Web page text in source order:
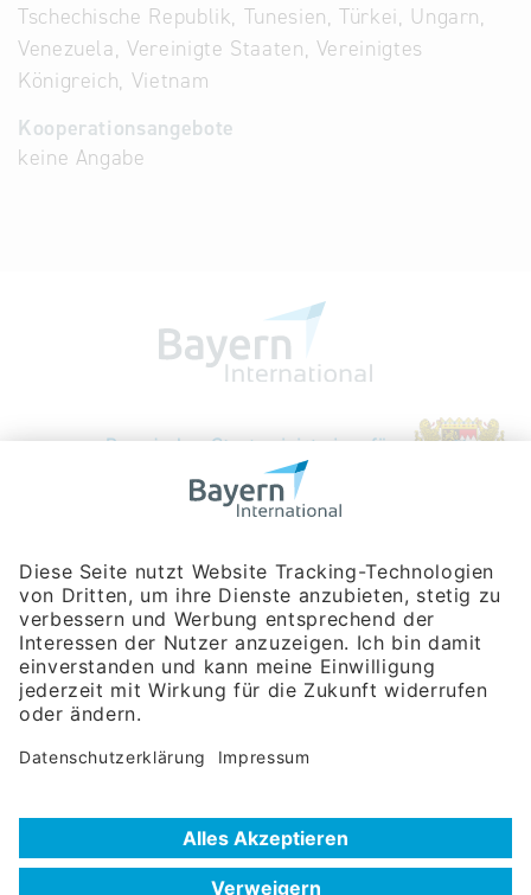
Tschechische Republik, Tunesien, Türkei, Ungarn,
Venezuela, Vereinigte Staaten, Vereinigtes
Königreich, Vietnam
Kooperationsangebote
keine Angabe
Bayerische Gesellschaft für Internationale
Rosenheimer Str. 143C
81671 München
Tel:+49 180 5949260
(Festnetz 14 ct/min, Mobil max. 42 ct/min)
Hotline
Datenschutzerklärung
Nutzungsbedingungen
Häufig gestellte Fragen (FAQ)